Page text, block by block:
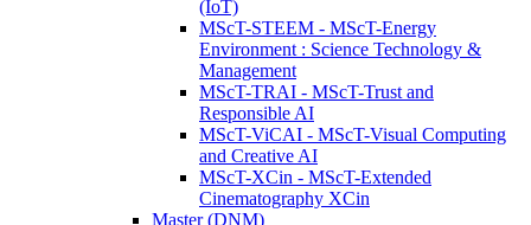
(IoT)
MScT-STEEM - MScT-Energy
Environment : Science Technology &
Management
MScT-TRAI - MScT-Trust and
Responsible AI
MScT-ViCAI - MScT-Visual Computing
and Creative AI
MScT-XCin - MScT-Extended
Cinematography XCin
Master (DNM)